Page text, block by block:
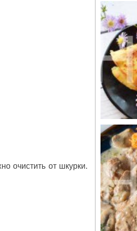
очистить от шкурки.